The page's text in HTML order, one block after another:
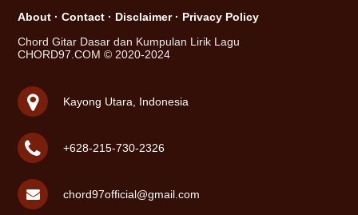
About · Contact · Disclaimer· Privacy Policy
Chord Gitar Dasar dan Kumpulan Lirik Lagu
CHORD97.COM © 2020-2024
Kayong Utara, Indonesia
+628-215-730-2326
chord97official@gmail.com